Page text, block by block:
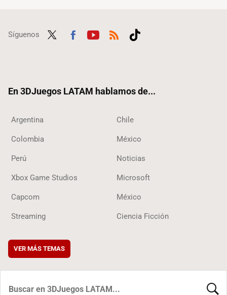
Síguenos
En 3DJuegos LATAM hablamos de...
Argentina Chile
Colombia México
Perú Noticias
Xbox Game Studios Microsoft
Capcom México
Streaming Ciencia Ficción
VER MÁS TEMAS